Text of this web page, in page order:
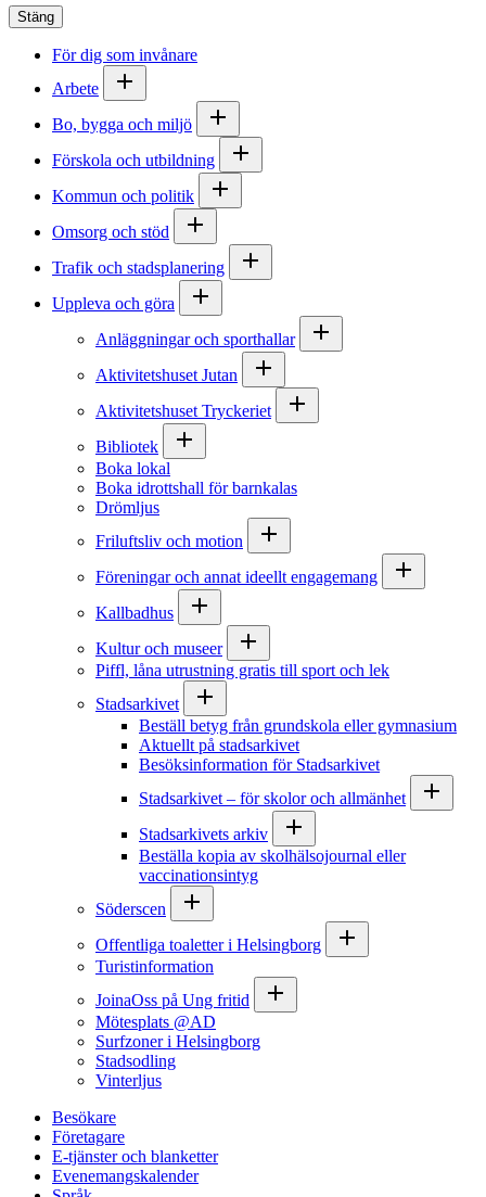
Stäng
För dig som invånare
Arbete
Bo, bygga och miljö
Förskola och utbildning
Kommun och politik
Omsorg och stöd
Trafik och stadsplanering
Uppleva och göra
Anläggningar och sporthallar
Aktivitetshuset Jutan
Aktivitetshuset Tryckeriet
Bibliotek
Boka lokal
Boka idrottshall för barnkalas
Drömljus
Friluftsliv och motion
Föreningar och annat ideellt engagemang
Kallbadhus
Kultur och museer
Piffl, låna utrustning gratis till sport och lek
Stadsarkivet
Beställ betyg från grundskola eller gymnasium
Aktuellt på stadsarkivet
Besöksinformation för Stadsarkivet
Stadsarkivet – för skolor och allmänhet
Stadsarkivets arkiv
Beställa kopia av skolhälsojournal eller
vaccinationsintyg
Söderscen
Offentliga toaletter i Helsingborg
Turistinformation
JoinaOss på Ung fritid
Mötesplats @AD
Surfzoner i Helsingborg
Stadsodling
Vinterljus
Besökare
Företagare
E-tjänster och blanketter
Evenemangskalender